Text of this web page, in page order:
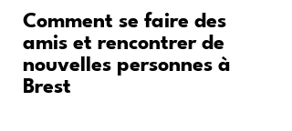
Comment se faire des
amis et rencontrer de
nouvelles personnes à
Brest